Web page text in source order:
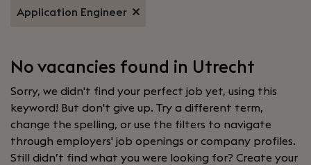
Application Engineer
No vacancies found in Utrecht
Sorry, we didn't find your perfect job yet, using this
keyword! But don't give up. Try a different term,
change the spelling, or use the filters to navigate
through employers' job openings or company profiles.
Still didn’t find what you were looking for? Create your